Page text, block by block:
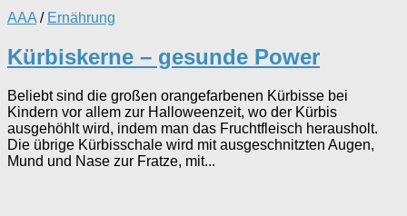
AAA / Ernährung
Kürbiskerne – gesunde Power
Beliebt sind die großen orangefarbenen Kürbisse bei
Kindern vor allem zur Halloweenzeit, wo der Kürbis
ausgehöhlt wird, indem man das Fruchtfleisch herausholt.
Die übrige Kürbisschale wird mit ausgeschnitzten Augen,
Mund und Nase zur Fratze, mit...